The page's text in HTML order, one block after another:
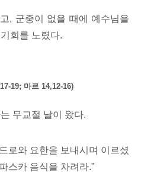
, 군중이 없을 때에 예수님을
회를 노렸다.
19; 마르 14,12-16)
무교절 날이 왔다.
로와 요한을 보내시며 이르셨
스카 음식을 차려라.”